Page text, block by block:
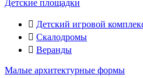
Детские площадки
Детский игровой
Скалодромы
Веранды
Малые архитектурные формы